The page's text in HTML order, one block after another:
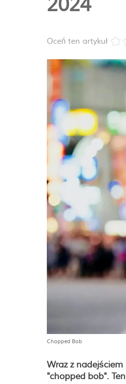
2024
Oceń ten artykuł
Chopped Bob
Wraz z
"chopped bob".